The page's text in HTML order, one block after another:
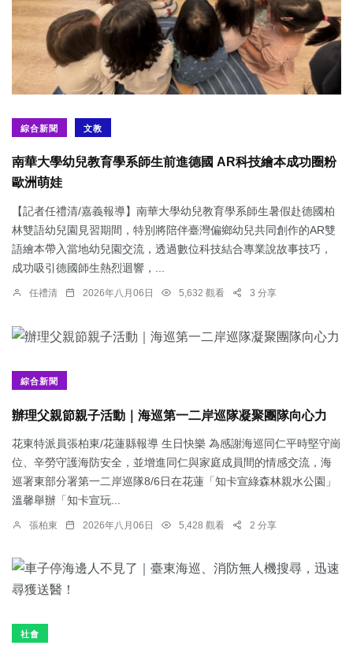
綜合新聞 文教
南華大學幼兒教育學系師生前進德國 AR科技繪本成功圈粉
歐洲萌娃
【記者任禮清/嘉義報導】南華大學幼兒教育學系師生暑假赴德國柏
林雙語幼兒園見習期間，特別將陪伴臺灣偏鄉幼兒共同創作的AR雙
語繪本帶入當地幼兒園交流，透過數位科技結合專業說故事技巧，
成功吸引德國師生熱烈迴響，...
任禮清 2026年八月06日 5,632 觀看 3 分享
綜合新聞
辦理父親節親子活動｜海巡第一二岸巡隊凝聚團隊向心力
花東特派員張柏東/花蓮縣報導 生日快樂 為感謝海巡同仁平時堅守崗
位、辛勞守護海防安全，並增進同仁與家庭成員間的情感交流，海
巡署東部分署第一二岸巡隊8/6日在花蓮「知卡宣綠森林親水公園」
溫馨舉辦「知卡宣玩...
張柏東 2026年八月06日 5,428 觀看 2 分享
社會